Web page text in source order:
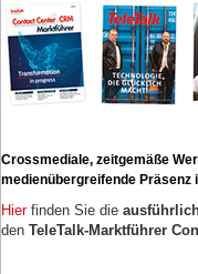
Crossmediale, zeitgemäße
medienübergreifende Präsenz
Hier finden Sie die
den TeleTalk-Marktführer